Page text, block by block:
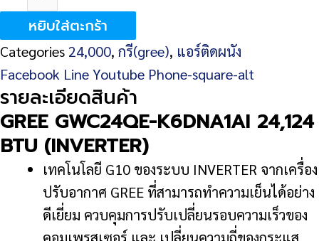
GREE
GWC24QE-
K6DNA1AI
24,124
BTU
(INVERTER)
ชิ้น
หยิบใส่ตะกร้า
Categories 24,000, กรี(gree), แอร์ติดผนัง
Facebook LineYoutube Phone-square-alt
รายละเอียดสินค้า
GREE GWC24QE-K6DNA1AI 24,124
BTU (INVERTER)
เทคโนโลยี G10 ของระบบ INVERTER จากเครื่อง
ปรับอากาศ GREE ที่สามารถทำความเย็นได้อย่าง
ดีเยี่ยม ควบคุมการปรับเปลี่ยนรอบความเร็วของ
คอมเพรสเซอร์ และ เปลี่ยนความถี่ของกระแส